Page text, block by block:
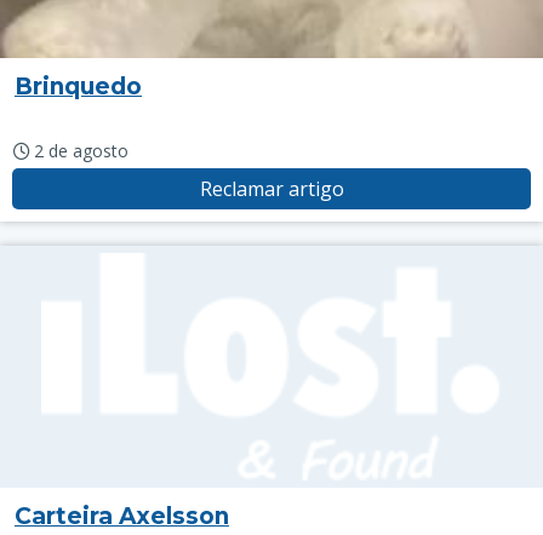
Brinquedo
2 de agosto
Reclamar artigo
Carteira Axelsson